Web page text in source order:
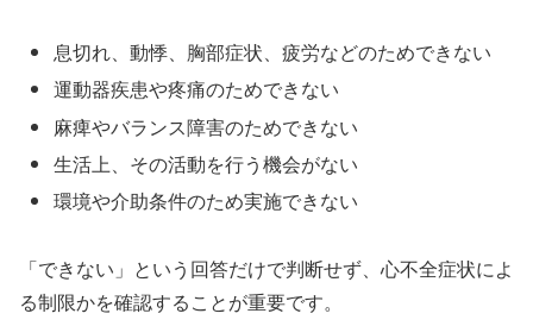
息切れ、動悸、胸部症状、疲労などのためできない
運動器疾患や疼痛のためできない
麻痺やバランス障害のためできない
生活上、その活動を行う機会がない
環境や介助条件のため実施できない
「できない」という回答だけで判断せず、心不全症状によ
る制限かを確認することが重要です。